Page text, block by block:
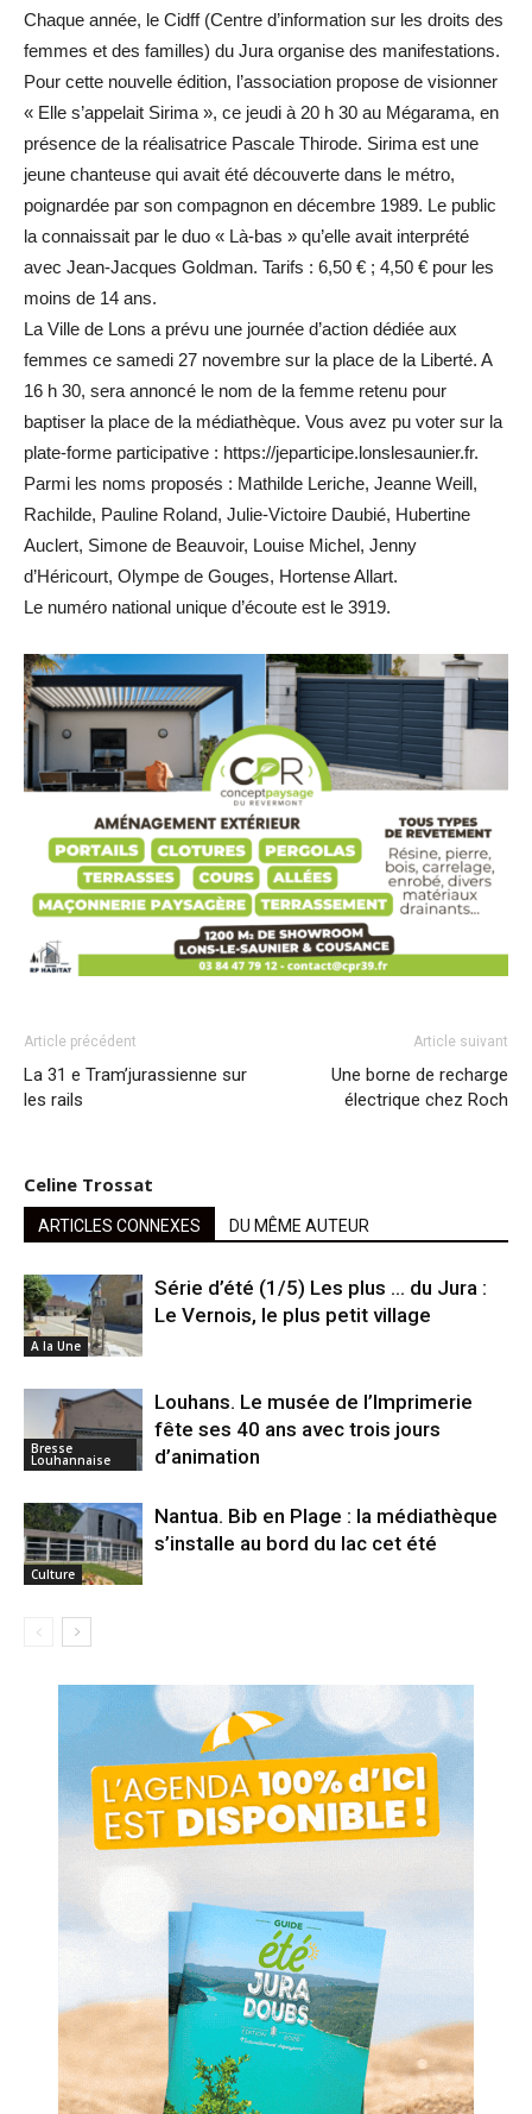
Chaque année, le Cidff (Centre d’information sur les droits des
femmes et des familles) du Jura organise des manifestations.
Pour cette nouvelle édition, l’association propose de visionner
« Elle s’appelait Sirima », ce jeudi à 20 h 30 au Mégarama, en
présence de la réalisatrice Pascale Thirode. Sirima est une
jeune chanteuse qui avait été découverte dans le métro,
poignardée par son compagnon en décembre 1989. Le public
la connaissait par le duo « Là-bas » qu’elle avait interprété
avec Jean-Jacques Goldman. Tarifs : 6,50 € ; 4,50 € pour les
moins de 14 ans.
La Ville de Lons a prévu une journée d’action dédiée aux
femmes ce samedi 27 novembre sur la place de la Liberté. A
16 h 30, sera annoncé le nom de la femme retenu pour
baptiser la place de la médiathèque. Vous avez pu voter sur la
plate-forme participative : https://jeparticipe.lonslesaunier.fr.
Parmi les noms proposés : Mathilde Leriche, Jeanne Weill,
Rachilde, Pauline Roland, Julie-Victoire Daubié, Hubertine
Auclert, Simone de Beauvoir, Louise Michel, Jenny
d’Héricourt, Olympe de Gouges, Hortense Allart.
Le numéro national unique d’écoute est le 3919.
Article précédent
La 31 e Tram’jurassienne sur
les rails
Article suivant
Une borne de recharge
électrique chez Roch
Celine Trossat
ARTICLES CONNEXES DU MÊME AUTEUR
A la Une
Série d’été (1/5) Les plus … du Jura :
Le Vernois, le plus petit village
Bresse
Louhannaise
Louhans. Le musée de l’Imprimerie
fête ses 40 ans avec trois jours
d’animation
Culture
Nantua. Bib en Plage : la médiathèque
s’installe au bord du lac cet été